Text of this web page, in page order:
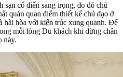
cổ điển sang trọng, do đó chủ
quán quan điểm thiết kế chủ đạo ở
hài hòa với kiến trúc xung quanh. Để
mỗi lòng Du khách khi dừng chân
này.